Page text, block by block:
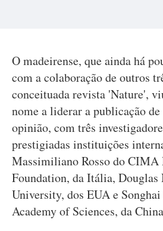
O madeirense, que ainda há
com a colaboração de outros
conceituada revista 'Nature',
nome a liderar a publicação
opinião, com três
prestigiadas instituições
Massimiliano Rosso do CIMA
Foundation, da Itália, Douglas
University, dos EUA e
Academy of Sciences, da